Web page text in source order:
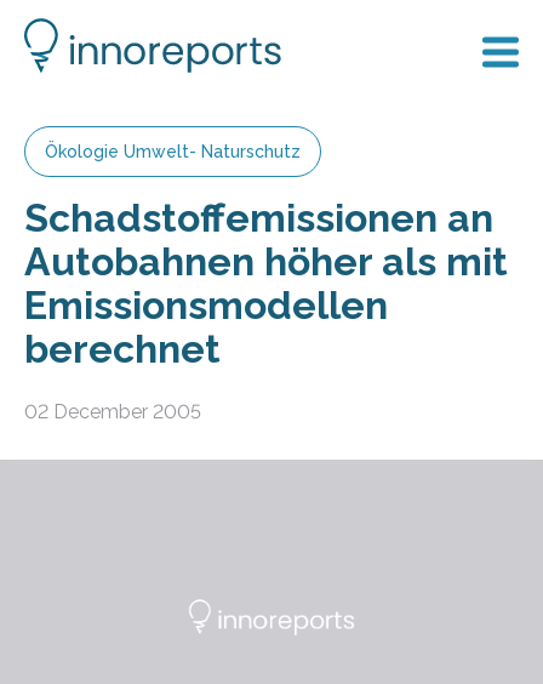
Ökologie Umwelt- Naturschutz
Schadstoffemissionen an
Autobahnen höher als mit
Emissionsmodellen
berechnet
02 December 2005